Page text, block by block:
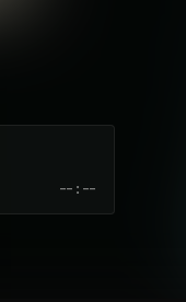
--:--